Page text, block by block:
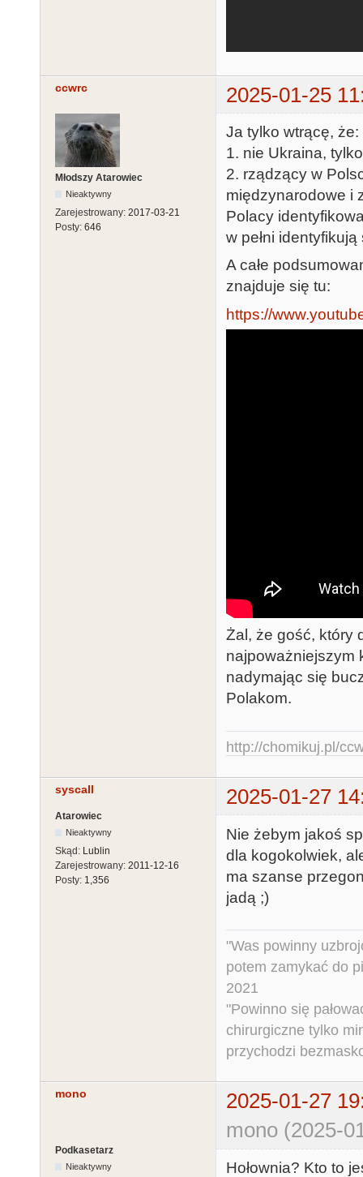
ccwrc 2025-01-25
Młodszy Atarowiec
Nieaktywny
Zarejestrowany: 2017-03-21
Posty: 646
Ja tylko wtrącę, że:
1. nie Ukraina,
2. rządzący w
międzynarodowe i
Polacy
w pełni
A całe
znajduje się tu:
https://
Żal, że gość, który
najpoważniejszym
nadymając się
Polakom.
http://chomikuj.pl/
syscall 2025-01-27
Atarowiec
Nieaktywny
Skąd: Lublin
Zarejestrowany: 2011-12-16
Posty: 1,356
Nie żebym jakoś
dla kogokolwiek,
ma szanse
jadą ;)
"Was powinny
potem zamykać do
2021
"Powinno się
chirurgiczne tylko
przychodzi
mono
2025-01-27
mono (2025-
Podkasetarz
Nieaktywny
Hołownia? Kto to